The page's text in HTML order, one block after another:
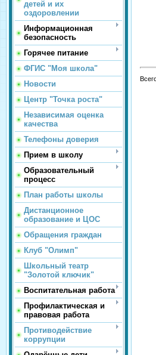
детей и их
оздоровлении
Информационная
безопасность
Горячее питание
ФГИС "Моя школа"
Новости
Центр "Точка роста"
Независимая оценка
качества
Телефоны доверия
Прием в школу
Образовательный
процесс
План работы школы
Дистанционное
образование и ЦОС
Обращения граждан
Клуб "Олимп"
Школьный театр
"Золотой ключик"
Воспитательная работа
Профилактическая и
правовая работа
Противодействие
коррупции